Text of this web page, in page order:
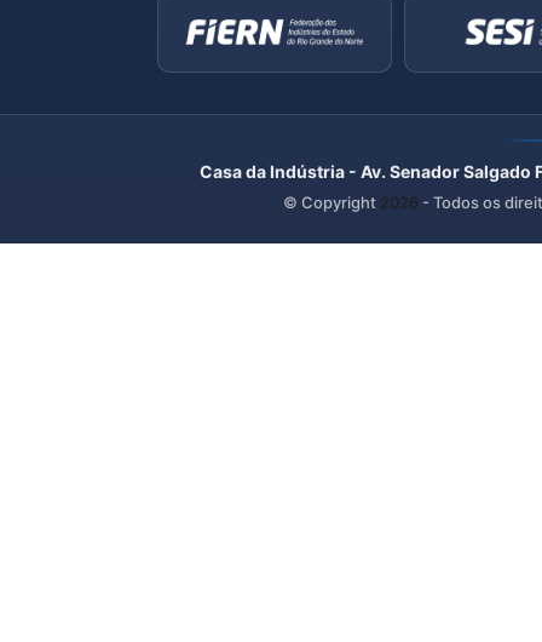
Casa da Indústria - Av. Senador
© Copyright 2026 - Todos os